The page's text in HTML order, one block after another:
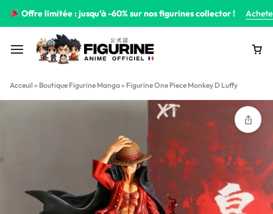
Offre limitée : jusqu’à -60% sur nos figurines collector !
Acceuil » Boutique Figurine Manga» Figurine One Piece Monkey D Luffy